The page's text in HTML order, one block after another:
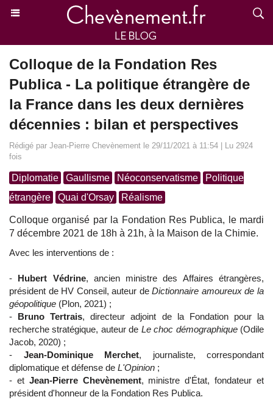
Colloque de la Fondation Res
Publica - La politique étrangère de
la France dans les deux dernières
décennies : bilan et perspectives
Rédigé par Jean-Pierre Chevènement le 29/11/2021 à 11:54 | Lu 2924
fois
Diplomatie Gaullisme Néoconservatisme
Politique
étrangère
Quai d'Orsay Réalisme
Colloque organisé par la Fondation Res Publica, le mardi
7 décembre 2021 de 18h à 21h, à la Maison de la Chimie.
Avec les interventions de :
- Hubert Védrine, ancien ministre des Affaires étrangères,
président de HV Conseil, auteur deDictionnaire amoureux de la
géopolitique (Plon, 2021) ;
- Bruno Tertrais, directeur adjoint de la Fondation pour la
recherche stratégique, auteur de Le choc démographique(Odile
Jacob, 2020) ;
- Jean-Dominique Merchet, journaliste, correspondant
diplomatique et défense de L'Opinion ;
- et Jean-Pierre Chevènement, ministre d'État, fondateur et
président d'honneur de la Fondation Res Publica.